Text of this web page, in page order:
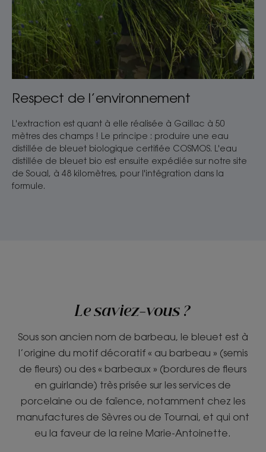
Respect de l’environnement
L'extraction est quant à elle réalisée à Gaillac à 50
mètres des champs ! Le principe : produire une eau
distillée de bleuet biologique certifiée COSMOS. L'eau
distillée de bleuet bio est ensuite expédiée sur notre site
de Soual, à 48 kilomètres, pour l'intégration dans la
formule.
Le saviez-vous ?
Sous son ancien nom de barbeau, le bleuet est à
l’origine du motif décoratif « au barbeau » (semis
de fleurs) ou des « barbeaux » (bordures de fleurs
en guirlande) très prisée sur les services de
porcelaine ou de faïence, notamment chez les
manufactures de Sèvres ou de Tournai, et qui ont
eu la faveur de la reine Marie-Antoinette.